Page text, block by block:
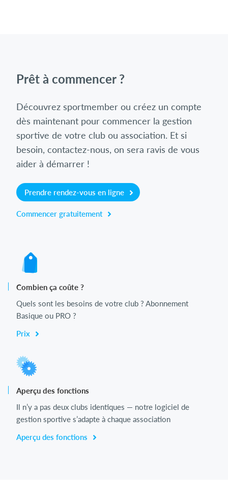
Prêt à commencer ?
Découvrez sportmember ou créez un compte
dès maintenant pour commencer la gestion
sportive de votre club ou association. Et si
besoin, contactez-nous, on sera ravis de vous
aider à démarrer !
Prendre rendez-vous en ligne
Commencer gratuitement
Combien ça coûte ?
Quels sont les besoins de votre club ? Abonnement
Basique ou PRO ?
Prix
Aperçu des fonctions
Il n’y a pas deux clubs identiques — notre logiciel de
gestion sportive s’adapte à chaque association
Aperçu des fonctions